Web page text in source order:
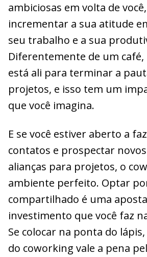
ambiciosas em volta de
incrementar a sua atitude
seu trabalho e a sua
Diferentemente de um
está ali para terminar a
projetos, e isso tem um
que você imagina.
E se você estiver aberto a
contatos e prospectar
alianças para projetos, o
ambiente perfeito. Optar
compartilhado é uma
investimento que você faz
Se colocar na ponta do
do coworking vale a pena